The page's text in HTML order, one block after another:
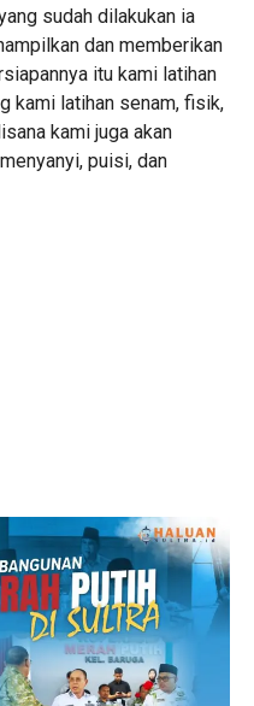
sudah dilakukan ia
dan memberikan
itu kami latihan
kami latihan senam, fisik,
kami juga akan
puisi, dan